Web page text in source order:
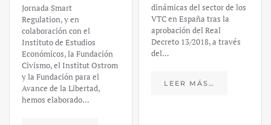
Jornada Smart
Regulation, y en
colaboración con el
Instituto de Estudios
Económicos, la Fundación
Civismo, el Institut Ostrom
y la Fundación para el
Avance de la Libertad,
hemos elaborado…
dinámicas del sector de los
VTC en España tras la
aprobación del Real
Decreto 13/2018, a través
del…
LEER MÁS…